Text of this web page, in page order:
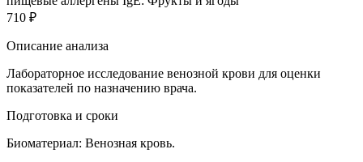
710 ₽
Описание анализа
Лабораторное исследование венозной крови для оценки
показателей по назначению врача.
Подготовка и сроки
Биоматериал: Венозная кровь.